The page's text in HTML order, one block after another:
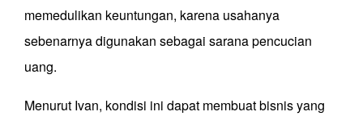
memedulikan keuntungan, karena usahanya
sebenarnya digunakan sebagai sarana pencucian
uang.
Menurut Ivan, kondisi ini dapat membuat bisnis yang